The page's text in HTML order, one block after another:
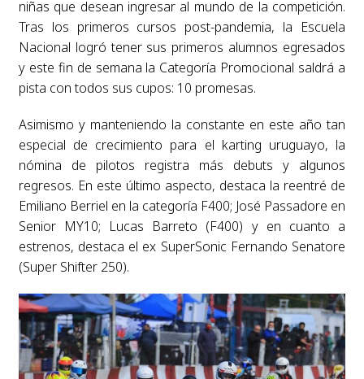
niñas que desean ingresar al mundo de la competición.
Tras los primeros cursos post-pandemia, la Escuela
Nacional logró tener sus primeros alumnos egresados
y este fin de semana la Categoría Promocional saldrá a
pista con todos sus cupos: 10 promesas.
Asimismo y manteniendo la constante en este año tan
especial de crecimiento para el karting uruguayo, la
nómina de pilotos registra más debuts y algunos
regresos. En este último aspecto, destaca la reentré de
Emiliano Berriel en la categoría F400; José Passadore en
Senior MY10; Lucas Barreto (F400) y en cuanto a
estrenos, destaca el ex SuperSonic Fernando Senatore
(Super Shifter 250).